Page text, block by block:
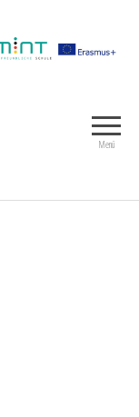
Menü